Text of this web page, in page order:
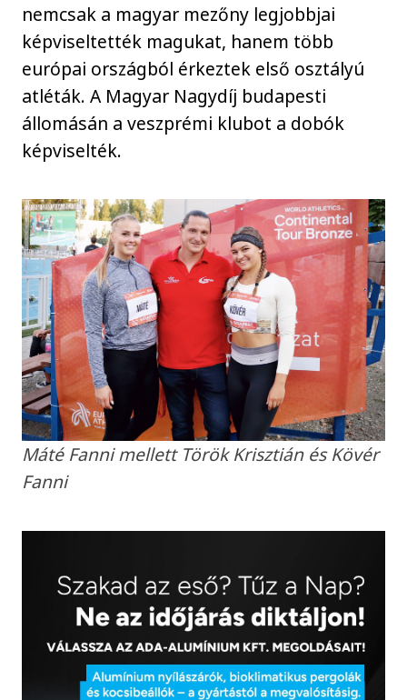
nemcsak a magyar mezőny legjobbjai
képviseltették magukat, hanem több
európai országból érkeztek első osztályú
atléták. A Magyar Nagydíj budapesti
állomásán a veszprémi klubot a dobók
képviselték.
Máté Fanni mellett Török Krisztián és Kövér
Fanni